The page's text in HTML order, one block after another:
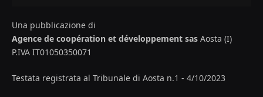
Una pubblicazione di
Agence de coopération et développement sas Aosta (I)
P.IVA IT01050350071
Testata registrata al Tribunale di Aosta n.1 - 4/10/2023